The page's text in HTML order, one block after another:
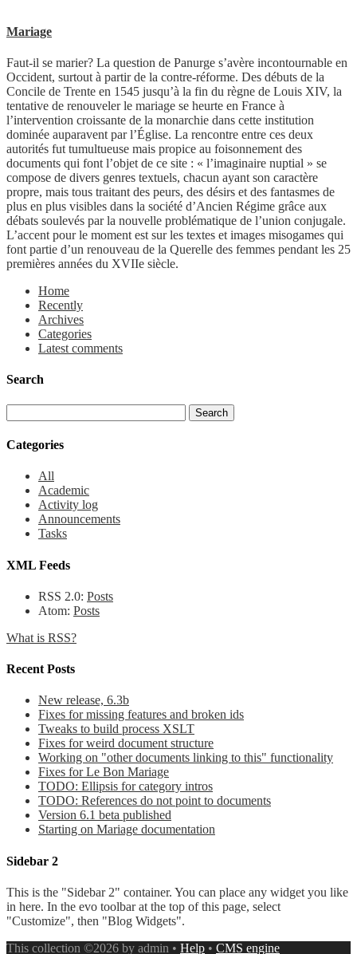
Mariage
Faut-il se marier? La question de Panurge s’avère incontournable en
Occident, surtout à partir de la contre-réforme. Des débuts de la
Concile de Trente en 1545 jusqu’à la fin du règne de Louis XIV, la
tentative de renouveler le mariage se heurte en France à
l’intervention croissante de la monarchie dans cette institution
dominée auparavent par l’Église. La rencontre entre ces deux
autorités fut tumultueuse mais propice au foisonnement des
documents qui font l’objet de ce site : « l’imaginaire nuptial » se
compose de divers genres textuels, chacun ayant son caractère
propre, mais tous traitant des peurs, des désirs et des fantasmes de
plus en plus visibles dans la société d’Ancien Régime grâce aux
débats soulevés par la nouvelle problématique de l’union conjugale.
L’accent pour le moment est sur les textes et images misogames qui
font partie d’un renouveau de la Querelle des femmes pendant les 25
premières années du XVIIe siècle.
Home
Recently
Archives
Categories
Latest comments
Search
Categories
All
Academic
Activity log
Announcements
Tasks
XML Feeds
RSS 2.0: Posts
Atom: Posts
What is RSS?
Recent Posts
New release, 6.3b
Fixes for missing features and broken ids
Tweaks to build process XSLT
Fixes for weird document structure
Working on "other documents linking to this" functionality
Fixes for Le Bon Mariage
TODO: Ellipsis for category intros
TODO: References do not point to documents
Version 6.1 beta published
Starting on Mariage documentation
Sidebar 2
This is the "Sidebar 2" container. You can place any widget you like
in here. In the evo toolbar at the top of this page, select
"Customize", then "Blog Widgets".
This collection ©2026 by admin • Help • CMS engine